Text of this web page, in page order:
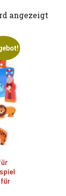
angezeigt
für